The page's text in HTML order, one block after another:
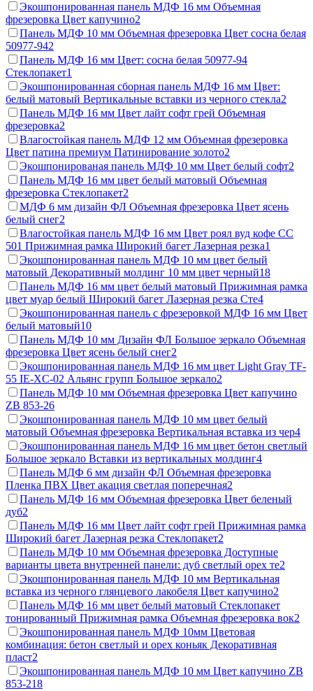
Экошпонированная панель МДФ 16 мм Объемная
фрезеровка Цвет капучино2
Панель МДФ 10 мм Объемная фрезеровка Цвет сосна белая
50977-942
Панель МДФ 16 мм Цвет: сосна белая 50977-94
Стеклопакет1
Экошпонированная сборная панель МДФ 16 мм Цвет:
белый матовый Вертикальные вставки из черного стекла2
Панель МДФ 16 мм Цвет лайт софт грей Объемная
фрезеровка2
Влагостойкая панель МДФ 12 мм Объемная фрезеровка
Цвет патина премиум Патинирование золото2
Экошпонированая панель МДФ 10 мм Цвет белый софт2
Панель МДФ 16 мм цвет белый матовый Объемная
фрезеровка Стеклопакет2
МДФ 6 мм дизайн ФЛ Объемная фрезеровка Цвет ясень
белый снег2
Влагостойкая панель МДФ 16 мм Цвет роял вуд кофе СС
501 Прижимная рамка Широкий багет Лазерная резка1
Экошпонированная панель МДФ 10 мм цвет белый
матовый Декоративный молдинг 10 мм цвет черный18
Панель МДФ 16 мм цвет белый матовый Прижимная рамка
цвет муар белый Широкий багет Лазерная резка Сте4
Экошпонированная панель с фрезеровкой МДФ 16 мм Цвет
белый матовый10
Панель МДФ 10 мм Дизайн ФЛ Большое зеркало Объемная
фрезеровка Цвет ясень белый снег2
Экошпонированная панель МДФ 16 мм цвет Light Gray TF-
55 IE-XC-02 Альянс групп Большое зеркало2
Панель МДФ 10 мм Объемная фрезеровка Цвет капучино
ZB 853-26
Экошпонированная панель МДФ 10 мм цвет белый
матовый Объемная фрезеровка Вертикальная вставка из чер4
Экошпонированная панель МДФ 16 мм цвет бетон светлый
Большое зеркало Вставки из вертикальных молдинг4
Панель МДФ 6 мм дизайн ФЛ Объемная фрезеровка
Пленка ПВХ Цвет акация светлая поперечная2
Панель МДФ 16 мм Объемная фрезеровка Цвет беленый
дуб2
Панель МДФ 16 мм Цвет лайт софт грей Прижимная рамка
Широкий багет Лазерная резка Стеклопакет2
Панель МДФ 10 мм Объемная фрезеровка Доступные
варианты цвета внутренней панели: дуб светлый орех те2
Экошпонированная панель МДФ 10 мм Вертикальная
вставка из черного глянцевого лакобеля Цвет капучино2
Панель МДФ 16 мм цвет белый матовый Стеклопакет
тонированный Прижимная рамка Объемная фрезеровка вок2
Экошпонированная панель МДФ 10мм Цветовая
комбинация: бетон светлый и орех коньяк Декоративная
пласт2
Экошпонированная панель МДФ 10 мм Цвет капучино ZB
853-218